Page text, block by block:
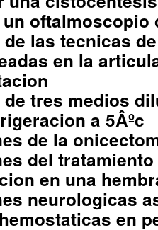
oftalmoscopio
las tecnicas
en la
tres medios
a 5Âºc
de la
del
en una
neurologicas
en